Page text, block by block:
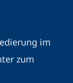
im
zum